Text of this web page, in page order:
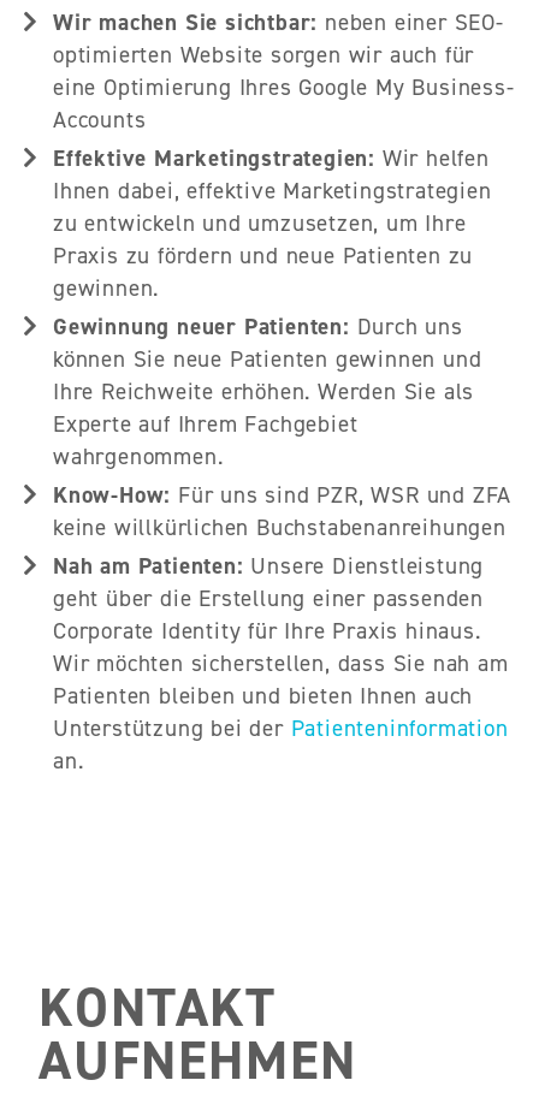
Wir machen Sie sichtbar: neben einer SEO-
optimierten Website sorgen wir auch für
eine Optimierung Ihres Google My Business-
Accounts
Effektive Marketingstrategien: Wir helfen
Ihnen dabei, effektive Marketingstrategien
zu entwickeln und umzusetzen, um Ihre
Praxis zu fördern und neue Patienten zu
gewinnen.
Gewinnung neuer Patienten: Durch uns
können Sie neue Patienten gewinnen und
Ihre Reichweite erhöhen. Werden Sie als
Experte auf Ihrem Fachgebiet
wahrgenommen.
Know-How: Für uns sind PZR, WSR und ZFA
keine willkürlichen Buchstabenanreihungen
Nah am Patienten: Unsere Dienstleistung
geht über die Erstellung einer passenden
Corporate Identity für Ihre Praxis hinaus.
Wir möchten sicherstellen, dass Sie nah am
Patienten bleiben und bieten Ihnen auch
Unterstützung bei der Patienteninformation
an.
KONTAKT
AUFNEHMEN